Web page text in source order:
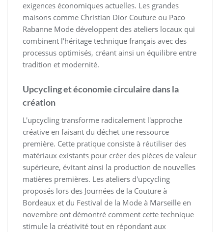
exigences économiques actuelles. Les grandes
maisons comme Christian Dior Couture ou Paco
Rabanne Mode développent des ateliers locaux qui
combinent l'héritage technique français avec des
processus optimisés, créant ainsi un équilibre entre
tradition et modernité.
Upcycling et économie circulaire dans la
création
L'upcycling transforme radicalement l'approche
créative en faisant du déchet une ressource
première. Cette pratique consiste à réutiliser des
matériaux existants pour créer des pièces de valeur
supérieure, évitant ainsi la production de nouvelles
matières premières. Les ateliers d'upcycling
proposés lors des Journées de la Couture à
Bordeaux et du Festival de la Mode à Marseille en
novembre ont démontré comment cette technique
stimule la créativité tout en répondant aux